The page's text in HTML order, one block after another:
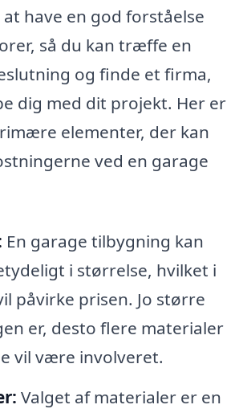
have en god forståelse
så du kan træffe en
og finde et firma,
dig med dit projekt. Her er
elementer, der kan
ved en garage
En garage tilbygning kan
i størrelse, hvilket i
påvirke prisen. Jo større
er, desto flere materialer
vil være involveret.
Valget af materialer er en